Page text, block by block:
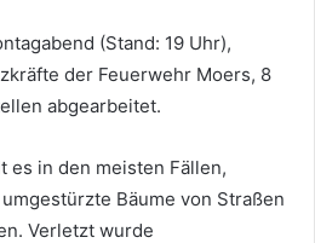
(Stand: 19 Uhr),
der Feuerwehr Moers, 8
abgearbeitet.
es in den meisten Fällen,
Bäume von Straßen
Verletzt wurde